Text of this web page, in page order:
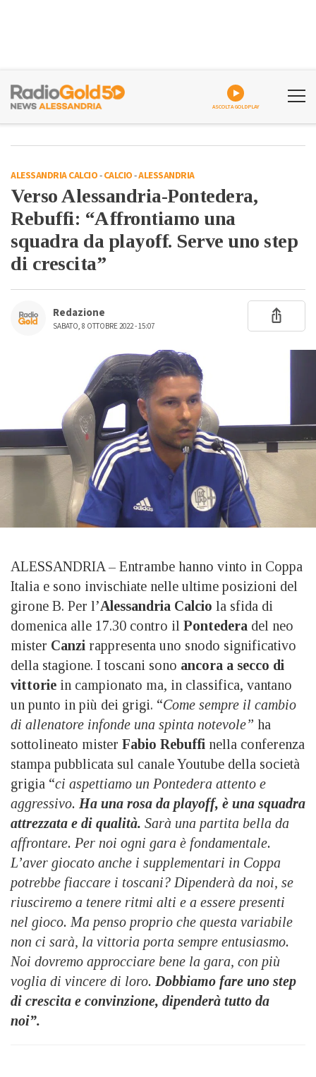
ASCOLTA GOLDPLAY
ALESSANDRIA CALCIO-CALCIO-ALESSANDRIA
Verso Alessandria-Pontedera,
Rebuffi: “Affrontiamo una
squadra da playoff. Serve uno step
di crescita”
Redazione
SABATO, 8 OTTOBRE 2022 - 15:07
ALESSANDRIA – Entrambe hanno vinto in Coppa
Italia e sono invischiate nelle ultime posizioni del
girone B. Per l’Alessandria Calcio la sfida di
domenica alle 17.30 contro il Pontedera del neo
mister Canzi rappresenta uno snodo significativo
della stagione. I toscani sono ancora a secco di
vittorie in campionato ma, in classifica, vantano
un punto in più dei grigi. “Come sempre il cambio
di allenatore infonde una spinta notevole” ha
sottolineato mister Fabio Rebuffi nella conferenza
stampa pubblicata sul canale Youtube della società
grigia “ci aspettiamo un Pontedera attento e
aggressivo. Ha una rosa da playoff, è una squadra
attrezzata e di qualità. Sarà una partita bella da
affrontare. Per noi ogni gara è fondamentale.
L’aver giocato anche i supplementari in Coppa
potrebbe fiaccare i toscani? Dipenderà da noi, se
riusciremo a tenere ritmi alti e a essere presenti
nel gioco. Ma penso proprio che questa variabile
non ci sarà, la vittoria porta sempre entusiasmo.
Noi dovremo approcciare bene la gara, con più
voglia di vincere di loro. Dobbiamo fare uno step
di crescita e convinzione, dipenderà tutto da
noi”.